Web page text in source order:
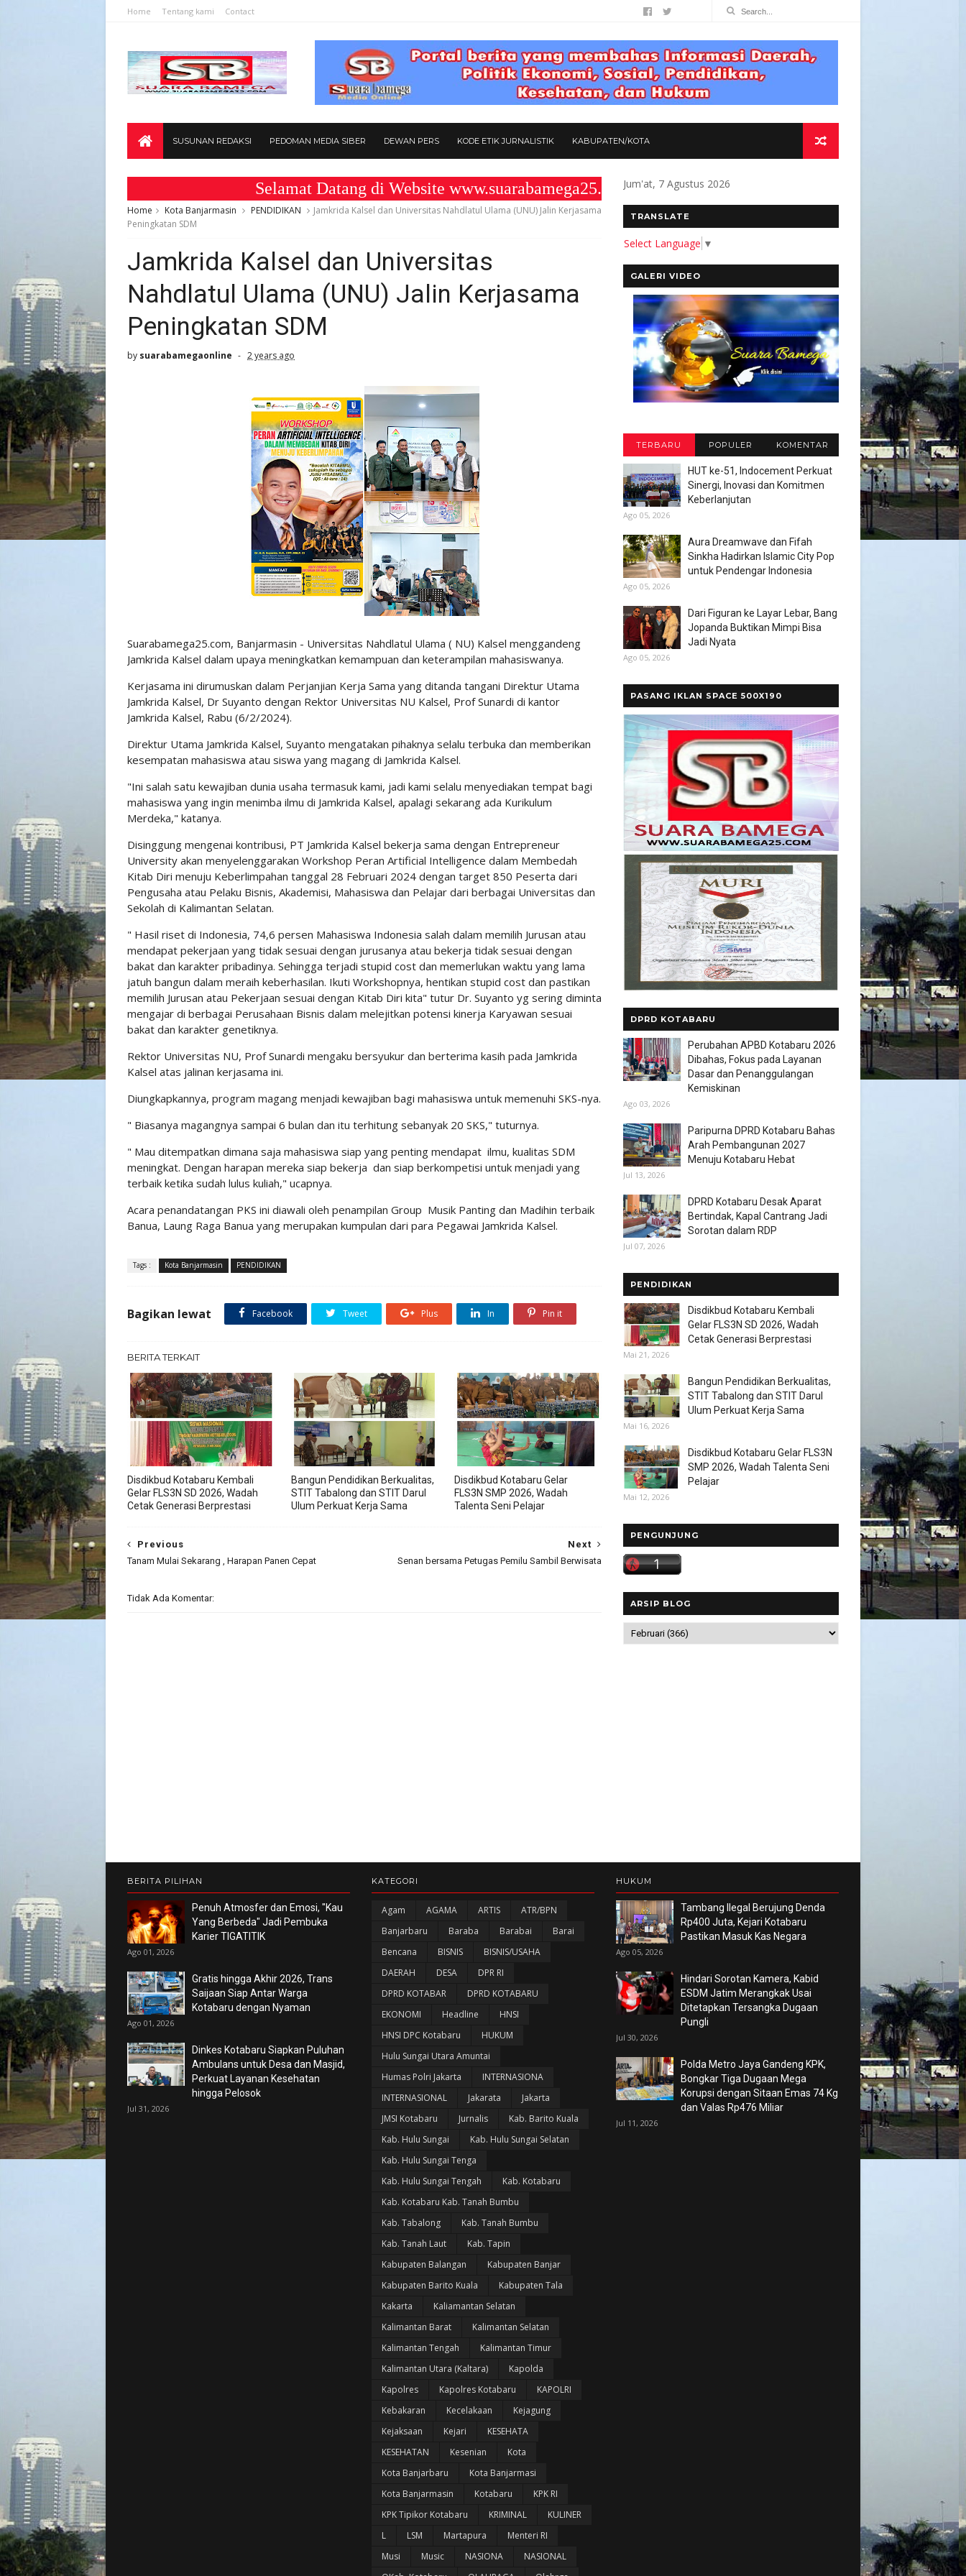
Home Tentang kami Contact
SUSUNAN REDAKSI PEDOMAN MEDIA SIBER DEWAN PERS KODE ETIK JURNALISTIK KABUPATEN/KOTA
Selamat Datang di Website www.suarabamega25.com " KOMITMEN KAMI MEMBANGUN MEDIA
Home Kota Banjarmasin PENDIDIKAN
Jamkrida Kalsel dan Universitas Nahdlatul Ulama (UNU) Jalin Kerjasama
Peningkatan SDM
Jamkrida Kalsel dan Universitas
Nahdlatul Ulama (UNU) Jalin Kerjasama
Peningkatan SDM
by suarabamegaonline 2 years ago
Suarabamega25.com, Banjarmasin - Universitas Nahdlatul Ulama ( NU) Kalsel menggandeng
Jamkrida Kalsel dalam upaya meningkatkan kemampuan dan keterampilan mahasiswanya.
Kerjasama ini dirumuskan dalam Perjanjian Kerja Sama yang ditanda tangani Direktur Utama
Jamkrida Kalsel, Dr Suyanto dengan Rektor Universitas NU Kalsel, Prof Sunardi di kantor
Jamkrida Kalsel, Rabu (6/2/2024).
Direktur Utama Jamkrida Kalsel, Suyanto mengatakan pihaknya selalu terbuka dan memberikan
kesempatan mahasiswa atau siswa yang magang di Jamkrida Kalsel.
"Ini salah satu kewajiban dunia usaha termasuk kami, jadi kami selalu menyediakan tempat bagi
mahasiswa yang ingin menimba ilmu di Jamkrida Kalsel, apalagi sekarang ada Kurikulum
Merdeka," katanya.
Disinggung mengenai kontribusi, PT Jamkrida Kalsel bekerja sama dengan Entrepreneur
University akan menyelenggarakan Workshop Peran Artificial Intelligence dalam Membedah
Kitab Diri menuju Keberlimpahan tanggal 28 Februari 2024 dengan target 850 Peserta dari
Pengusaha atau Pelaku Bisnis, Akademisi, Mahasiswa dan Pelajar dari berbagai Universitas dan
Sekolah di Kalimantan Selatan.
" Hasil riset di Indonesia, 74,6 persen Mahasiswa Indonesia salah dalam memilih Jurusan atau
mendapat pekerjaan yang tidak sesuai dengan jurusanya atau bekerja tidak sesuai dengan
bakat dan karakter pribadinya. Sehingga terjadi stupid cost dan memerlukan waktu yang lama
jatuh bangun dalam meraih keberhasilan. Ikuti Workshopnya, hentikan stupid cost dan pastikan
memilih Jurusan atau Pekerjaan sesuai dengan Kitab Diri kita" tutur Dr. Suyanto yg sering diminta
mengajar di berbagai Perusahaan Bisnis dalam melejitkan potensi kinerja Karyawan sesuai
bakat dan karakter genetiknya.
Rektor Universitas NU, Prof Sunardi mengaku bersyukur dan berterima kasih pada Jamkrida
Kalsel atas jalinan kerjasama ini.
Diungkapkannya, program magang menjadi kewajiban bagi mahasiswa untuk memenuhi SKS-nya.
" Biasanya magangnya sampai 6 bulan dan itu terhitung sebanyak 20 SKS," tuturnya.
" Mau ditempatkan dimana saja mahasiswa siap yang penting mendapat ilmu, kualitas SDM
meningkat. Dengan harapan mereka siap bekerja dan siap berkompetisi untuk menjadi yang
terbaik ketika sudah lulus kuliah," ucapnya.
Acara penandatangan PKS ini diawali oleh penampilan Group Musik Panting dan Madihin terbaik
Banua, Laung Raga Banua yang merupakan kumpulan dari para Pegawai Jamkrida Kalsel.
Tags : Kota Banjarmasin PENDIDIKAN
Bagikan lewat Facebook Tweet Plus In Pin it
BERITA TERKAIT
Disdikbud Kotabaru Kembali
Gelar FLS3N SD 2026, Wadah
Cetak Generasi Berprestasi
Bangun Pendidikan Berkualitas,
STIT Tabalong dan STIT Darul
Ulum Perkuat Kerja Sama
Disdikbud Kotabaru Gelar
FLS3N SMP 2026, Wadah
Talenta Seni Pelajar
Next
Senan bersama Petugas Pemilu Sambil Berwisata
Previous
Tanam Mulai Sekarang , Harapan Panen Cepat
Tidak Ada Komentar:
Jum'at, 7 Agustus 2026
TRANSLATE
Select Language ▼
GALERI VIDEO
TERBARU POPULER KOMENTAR
HUT ke-51, Indocement Perkuat
Sinergi, Inovasi dan Komitmen
Keberlanjutan
Ago 05, 2026
Aura Dreamwave dan Fifah
Sinkha Hadirkan Islamic City Pop
untuk Pendengar Indonesia
Ago 05, 2026
Dari Figuran ke Layar Lebar, Bang
Jopanda Buktikan Mimpi Bisa
Jadi Nyata
Ago 05, 2026
PASANG IKLAN SPACE 500X190
DPRD KOTABARU
Perubahan APBD Kotabaru 2026
Dibahas, Fokus pada Layanan
Dasar dan Penanggulangan
Kemiskinan
Ago 03, 2026
Paripurna DPRD Kotabaru Bahas
Arah Pembangunan 2027
Menuju Kotabaru Hebat
Jul 13, 2026
DPRD Kotabaru Desak Aparat
Bertindak, Kapal Cantrang Jadi
Sorotan dalam RDP
Jul 07, 2026
PENDIDIKAN
Disdikbud Kotabaru Kembali
Gelar FLS3N SD 2026, Wadah
Cetak Generasi Berprestasi
Mai 21, 2026
Bangun Pendidikan Berkualitas,
STIT Tabalong dan STIT Darul
Ulum Perkuat Kerja Sama
Mai 16, 2026
Disdikbud Kotabaru Gelar FLS3N
SMP 2026, Wadah Talenta Seni
Pelajar
Mai 12, 2026
PENGUNJUNG
ARSIP BLOG
BERITA PILIHAN
Penuh Atmosfer dan Emosi, "Kau
Yang Berbeda" Jadi Pembuka
Karier TIGATITIK
Ago 01, 2026
Gratis hingga Akhir 2026, Trans
Saijaan Siap Antar Warga
Kotabaru dengan Nyaman
Ago 01, 2026
Dinkes Kotabaru Siapkan Puluhan
Ambulans untuk Desa dan Masjid,
Perkuat Layanan Kesehatan
hingga Pelosok
Jul 31, 2026
KATEGORI
Agam AGAMA ARTIS
ATR/BPN
Banjarbaru
Baraba Barabai
Barai
Bencana
BISNIS
BISNIS/USAHA
DAERAH
DESA
DPR RI
DPRD KOTABAR
DPRD KOTABARU
EKONOMI
Headline
HNSI
HNSI DPC Kotabaru
HUKUM
Hulu Sungai Utara Amuntai
Humas Polri Jakarta
INTERNASIONA
INTERNASIONAL
Jakarata
Jakarta
JMSI Kotabaru
Jurnalis
Kab. Barito Kuala
Kab. Hulu Sungai
Kab. Hulu Sungai Selatan
Kab. Hulu Sungai Tenga
Kab. Hulu Sungai Tengah
Kab. Kotabaru
Kab. Kotabaru Kab. Tanah Bumbu
Kab. Tabalong
Kab. Tanah Bumbu
Kab. Tanah Laut
Kab. Tapin
Kabupaten Balangan
Kabupaten Banjar
Kabupaten Barito Kuala
Kabupaten Tala
Kakarta
Kaliamantan Selatan
Kalimantan Barat
Kalimantan Selatan
Kalimantan Tengah
Kalimantan Timur
Kalimantan Utara (Kaltara)
Kapolda
Kapolres
Kapolres Kotabaru
KAPOLRI
Kebakaran
Kecelakaan
Kejagung
Kejaksaan
Kejari
KESEHATA
KESEHATAN
Kesenian
Kota
Kota Banjarbaru
Kota Banjarmasi
Kota Banjarmasin
Kotabaru
KPK RI
KPK Tipikor Kotabaru
KRIMINAL
KULINER
L
LSM Martapura
Menteri RI
Musi
Music NASIONA
NASIONAL
HUKUM
Tambang Ilegal Berujung Denda
Rp400 Juta, Kejari Kotabaru
Pastikan Masuk Kas Negara
Ago 05, 2026
Hindari Sorotan Kamera, Kabid
ESDM Jatim Merangkak Usai
Ditetapkan Tersangka Dugaan
Pungli
Jul 30, 2026
Polda Metro Jaya Gandeng KPK,
Bongkar Tiga Dugaan Mega
Korupsi dengan Sitaan Emas 74 Kg
dan Valas Rp476 Miliar
Jul 11, 2026